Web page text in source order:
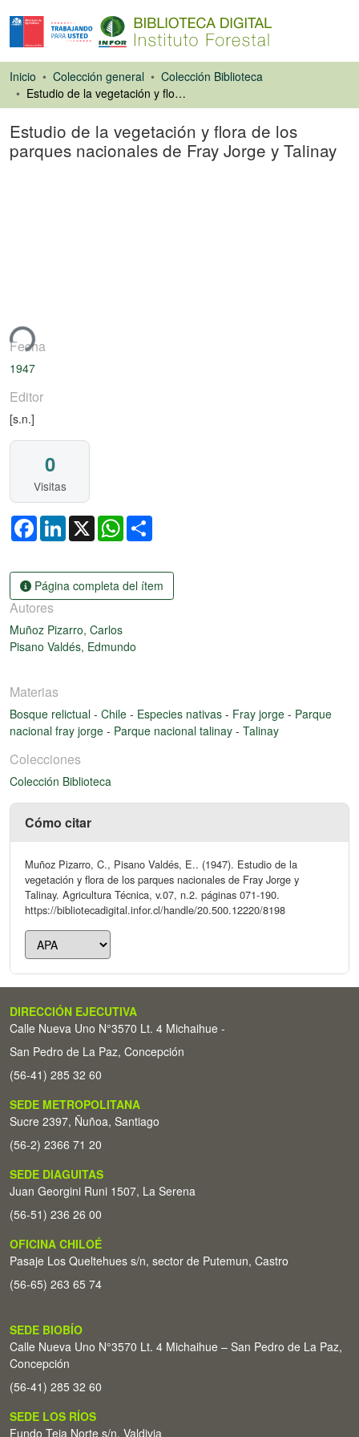
Inicio Colección general
Colección Biblioteca
Estudio de la vegetación y flora de los parques nacionales de Fray Jorge y Talinay
Estudio de la vegetación y flora de los
parques nacionales de Fray Jorge y Talinay
Fecha
1947
Editor
[s.n.]
0
Visitas
FacebookLinkedIn
X WhatsApp
Página completa del ítem
Autores
Muñoz Pizarro, Carlos
Pisano Valdés, Edmundo
Materias
Bosque relictual - Chile - Especies nativas - Fray jorge - Parque
nacional fray jorge - Parque nacional talinay - Talinay
Colecciones
Colección Biblioteca
Cómo citar
Muñoz Pizarro, C., Pisano Valdés, E.. (1947). Estudio de la
vegetación y flora de los parques nacionales de Fray Jorge y
Talinay. Agricultura Técnica, v.07, n.2. páginas 071-190.
https://bibliotecadigital.infor.cl/handle/20.500.12220/8198
DIRECCIÓN EJECUTIVA
Calle Nueva Uno N°3570 Lt. 4 Michaihue -
San Pedro de La Paz, Concepción
(56-41) 285 32 60
SEDE METROPOLITANA
Sucre 2397, Ñuñoa, Santiago
(56-2) 2366 71 20
SEDE DIAGUITAS
Juan Georgini Runi 1507, La Serena
(56-51) 236 26 00
OFICINA CHILOÉ
Pasaje Los Queltehues s/n, sector de Putemun, Castro
(56-65) 263 65 74
SEDE BIOBÍO
Calle Nueva Uno N°3570 Lt. 4 Michaihue – San Pedro de La Paz,
Concepción
(56-41) 285 32 60
SEDE LOS RÍOS
Fundo Teja Norte s/n. Valdivia